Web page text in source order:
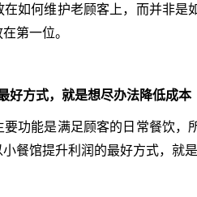
如何维护老顾客上，而并非
第一位。
好方式，就是想尽办法降低成本
功能是满足顾客的日常餐饮
餐馆提升利润的最好方式，就